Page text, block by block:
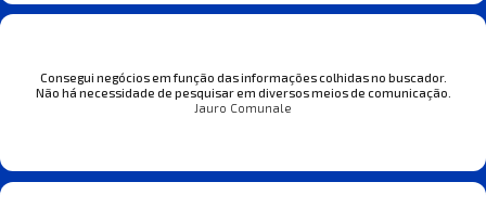
Consegui negócios em função das informações colhidas no buscador.
Não há necessidade de pesquisar em diversos meios de comunicação.
Jauro Comunale